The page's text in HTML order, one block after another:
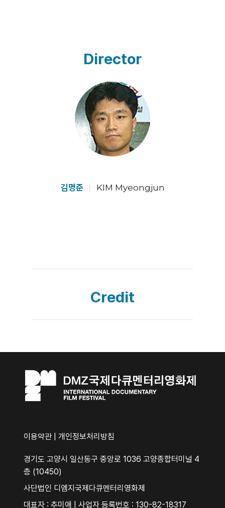
Director
김명준 KIM Myeongjun
Credit
이용약관 개인정보처리방침
경기도 고양시 일산동구 중앙로 1036 고양종합터미널 4
층 (10450)
사단법인 디엠지국제다큐멘터리영화제
대표자 : 추미애 | 사업자 등록번호 : 130-82-18317